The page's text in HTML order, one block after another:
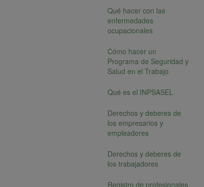
Qué hacer con las
enfermedades
ocupacionales
Cómo hacer un
Programa de Seguridad y
Salud en el Trabajo
Qué es el INPSASEL
Derechos y deberes de
los empresarios y
empleadores
Derechos y deberes de
los trabajadores
Registro de profesionales